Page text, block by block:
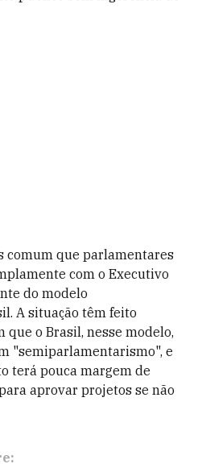
comum que parlamentares
com o Executivo
do modelo
A situação têm feito
o Brasil, nesse modelo,
"semiparlamentarismo", e
terá pouca margem de
aprovar projetos se não